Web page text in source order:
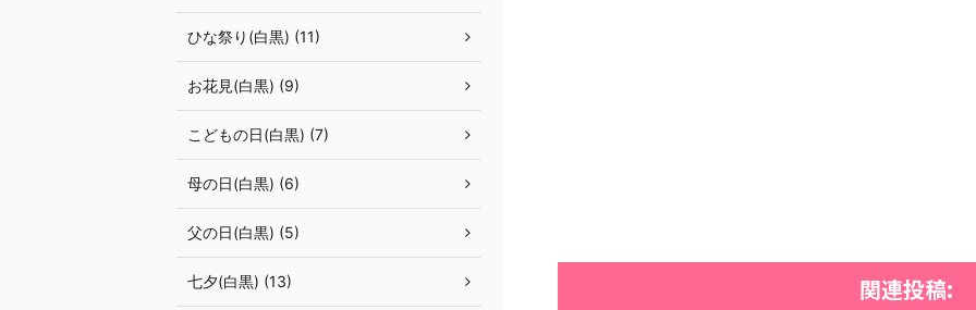
関連投稿:
ひな祭り(白黒) (11)
お花見(白黒) (9)
こどもの日(白黒) (7)
母の日(白黒) (6)
父の日(白黒) (5)
七夕(白黒) (13)